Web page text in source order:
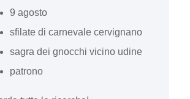
9 agosto
sfilate di carnevale cervignano
sagra dei gnocchi vicino udine
patrono